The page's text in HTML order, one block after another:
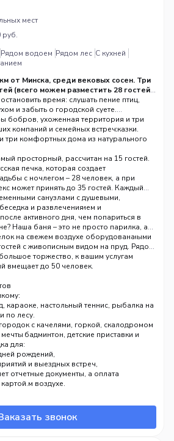
мест
руб.
Рядом водоем Рядом лес С кухней
от Минска, среди вековых сосен. Три
(всего можем разместить 28 гостей),
время: слушать пение птиц,
и забыть о городской суете.
бобров, ухоженная территория и три
атмосферу настоящей сказки.
компаний и семейных встреч
комфортных дома из натурального
просторный, рассчитан на 15 гостей.
печка, которая создает
готовить по-особенному.
и 6 человек соответственно.
с ночлегом – 28 человек, а при
может принять до 35 гостей. Каждый
санузлами с душевыми,
телевидением и
и развлечения
активного дня, чем попариться в
Наша баня – это не просто парилка, а
комнатой отдыха со спальными
разместить до 14 человек.
на свежем воздухе оборудована
с живописным видом на пруд. Рядом
чтобы приготовить идеальный
торжество, к вашим услугам
вмещает до 50 человек.
караоке, настольный теннис, рыбалка на
по лесу.
с качелями, горкой, скалодромом
бадминтон, детские приставки и
для:
рождений,
и выездных встреч,
свежем воздухе.
отчетные документы, а оплата
звонок